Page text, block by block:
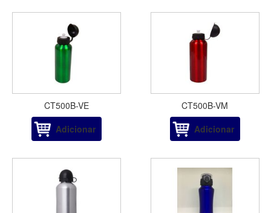
CT500B-VE
Adicionar
CT500B-VM
Adicionar